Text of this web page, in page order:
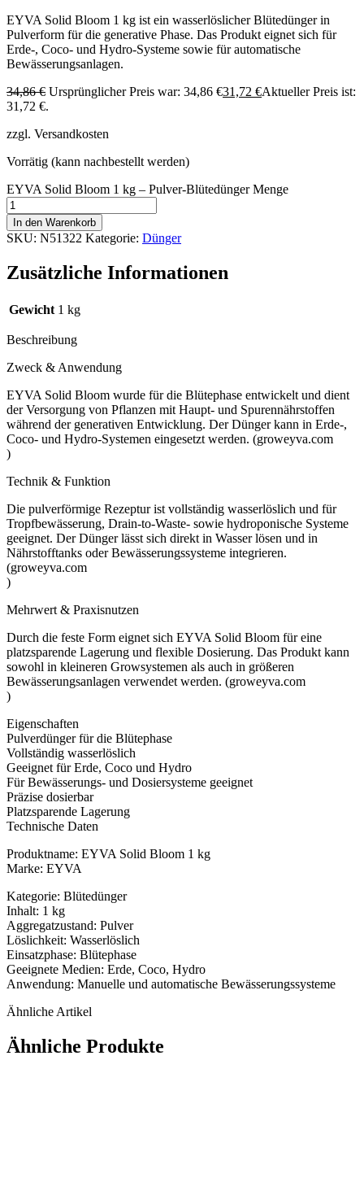
EYVA Solid Bloom 1 kg ist ein wasserlöslicher Blütedünger in
Pulverform für die generative Phase. Das Produkt eignet sich für
Erde-, Coco- und Hydro-Systeme sowie für automatische
Bewässerungsanlagen.
34,86€ Ursprünglicher Preis war: 34,86 €31,72 €Aktueller Preis ist:
31,72 €.
zzgl. Versandkosten
Vorrätig (kann nachbestellt werden)
EYVA Solid Bloom 1 kg – Pulver-Blütedünger Menge
In den Warenkorb
SKU: N51322 Kategorie: Dünger
Zusätzliche Informationen
Gewicht 1 kg
Beschreibung
Zweck & Anwendung
EYVA Solid Bloom wurde für die Blütephase entwickelt und dient
der Versorgung von Pflanzen mit Haupt- und Spurennährstoffen
während der generativen Entwicklung. Der Dünger kann in Erde-,
Coco- und Hydro-Systemen eingesetzt werden. (groweyva.com
)
Technik & Funktion
Die pulverförmige Rezeptur ist vollständig wasserlöslich und für
Tropfbewässerung, Drain-to-Waste- sowie hydroponische Systeme
geeignet. Der Dünger lässt sich direkt in Wasser lösen und in
Nährstofftanks oder Bewässerungssysteme integrieren.
(groweyva.com
)
Mehrwert & Praxisnutzen
Durch die feste Form eignet sich EYVA Solid Bloom für eine
platzsparende Lagerung und flexible Dosierung. Das Produkt kann
sowohl in kleineren Growsystemen als auch in größeren
Bewässerungsanlagen verwendet werden. (groweyva.com
)
Eigenschaften
Pulverdünger für die Blütephase
Vollständig wasserlöslich
Geeignet für Erde, Coco und Hydro
Für Bewässerungs- und Dosiersysteme geeignet
Präzise dosierbar
Platzsparende Lagerung
Technische Daten
Produktname: EYVA Solid Bloom 1 kg
Marke: EYVA
Kategorie: Blütedünger
Inhalt: 1 kg
Aggregatzustand: Pulver
Löslichkeit: Wasserlöslich
Einsatzphase: Blütephase
Geeignete Medien: Erde, Coco, Hydro
Anwendung: Manuelle und automatische Bewässerungssysteme
Ähnliche Artikel
Ähnliche Produkte